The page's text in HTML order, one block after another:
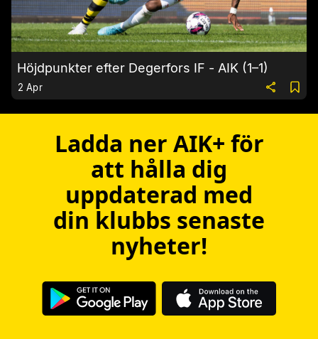
Höjdpunkter efter Degerfors IF - AIK (1–1)
2 Apr
Ladda ner AIK+ för
att hålla dig
uppdaterad med
din klubbs senaste
nyheter!